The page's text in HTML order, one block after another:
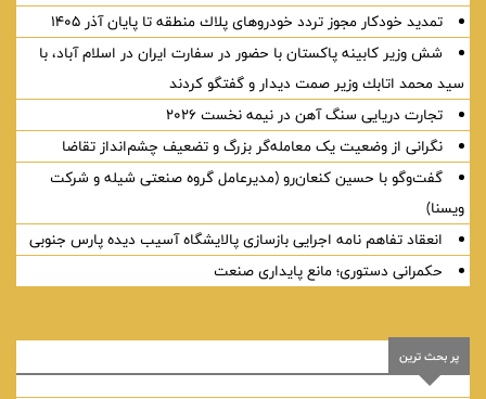
تمدید خودكار مجوز تردد خودروهای پلاك منطقه تا پایان آذر ۱۴۰۵
شش وزیر کابینه پاکستان با حضور در سفارت ایران در اسلام آباد، با
سيد محمد اتابك وزير صمت ديدار و گفتگو كردند
تجارت دریایی سنگ آهن در نیمه نخست ۲۰۲۶
نگرانی از وضعیت یک معامله‌گر بزرگ و تضعیف چشم‌انداز تقاضا
گفت‌وگو با حسین كنعان‌رو (مدیرعامل گروه صنعتی شیله و شركت
ویسنا)
انعقاد تفاهم نامه اجرایی بازسازی پالایشگاه آسیب دیده پارس جنوبی
حکمرانی دستوری؛ مانع پایداری صنعت
پر بحث ترین